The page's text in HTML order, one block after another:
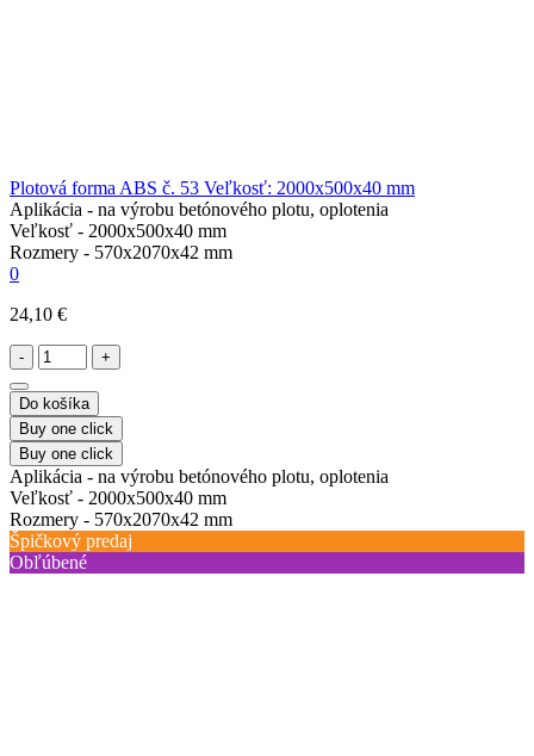
Plotová forma ABS č. 53 Veľkosť: 2000x500x40 mm
Aplikácia - na výrobu betónového plotu, oplotenia
Veľkosť - 2000х500х40 mm
Rozmery - 570х2070х42 mm
0
24,10 €
- +
Do košíka
Buy one click
Buy one click
Aplikácia - na výrobu betónového plotu, oplotenia
Veľkosť - 2000х500х40 mm
Rozmery - 570х2070х42 mm
Špičkový predaj
Obľúbené